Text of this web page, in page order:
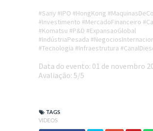
#Sany #IPO #HongKong
#Investimento #MercadoFinanceiro
#Komatsu #P&D #ExpansaoGlobal
#IndústriaPesada
#Tecnologia #Infraestrutura
Data do evento: 01 de novembro
Avaliação: 5/5
TAGS
VIDEOS